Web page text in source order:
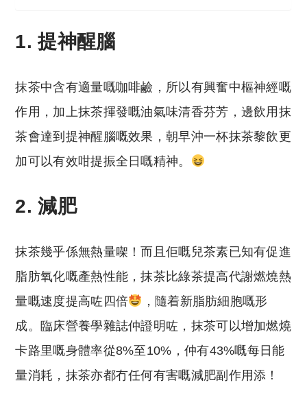
1. 提神醒腦
抹茶中含有適量嘅咖啡鹼，所以有興奮中樞神經嘅
作用，加上抹茶揮發嘅油氣味清香芬芳，邊飲用抹
茶會達到提神醒腦嘅效果，朝早沖一杯抹茶黎飲更
加可以有效咁提振全日嘅精神。
2. 減肥
抹茶幾乎係無熱量㗎！而且佢嘅兒茶素已知有促進
脂肪氧化嘅產熱性能，抹茶比綠茶提高代謝燃燒熱
量嘅速度提高咗四倍
，隨着新脂肪細胞嘅形
成。臨床營養學雜誌仲證明咗，抹茶可以增加燃燒
卡路里嘅身體率從8%至10%，仲有43%嘅每日能
量消耗，抹茶亦都冇任何有害嘅減肥副作用添！